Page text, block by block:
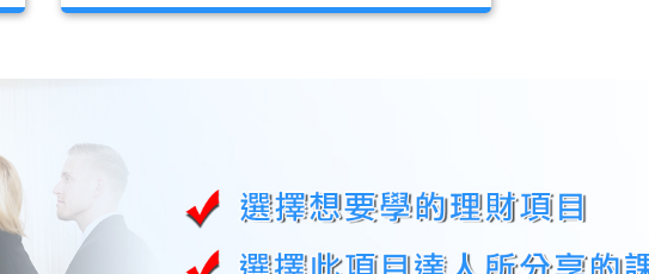
許多投資人往往會陷入情緒化操作。 但真正成熟